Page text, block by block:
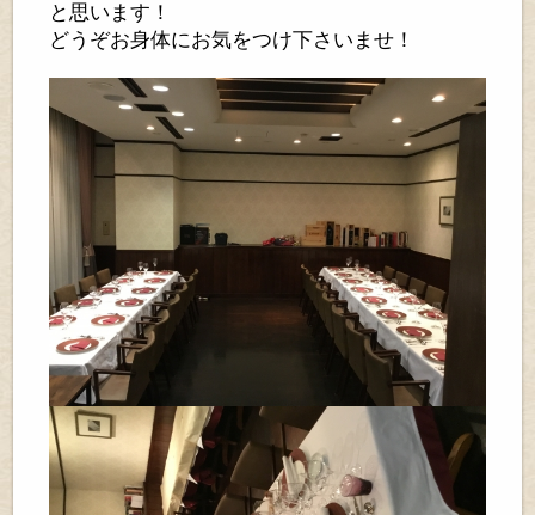
と思います！
どうぞお身体にお気をつけ下さいませ！